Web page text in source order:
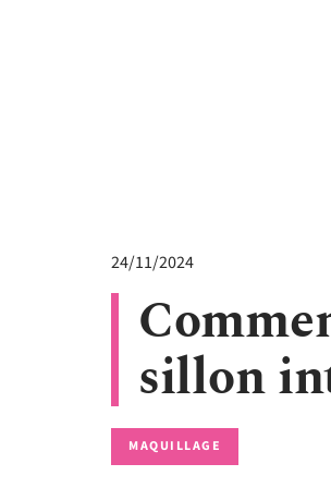
24/11/2024
sillon
MAQUILLAGE